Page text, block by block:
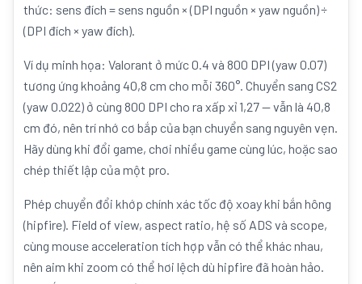
thức: sens đích = sens nguồn × (DPI nguồn × yaw nguồn) ÷
(DPI đích × yaw đích).
Ví dụ minh họa: Valorant ở mức 0.4 và 800 DPI (yaw 0.07)
tương ứng khoảng 40,8 cm cho mỗi 360°. Chuyển sang CS2
(yaw 0.022) ở cùng 800 DPI cho ra xấp xỉ 1,27 — vẫn là 40,8
cm đó, nên trí nhớ cơ bắp của bạn chuyển sang nguyên vẹn.
Hãy dùng khi đổi game, chơi nhiều game cùng lúc, hoặc sao
chép thiết lập của một pro.
Phép chuyển đổi khớp chính xác tốc độ xoay khi bắn hông
(hipfire). Field of view, aspect ratio, hệ số ADS và scope,
cùng mouse acceleration tích hợp vẫn có thể khác nhau,
nên aim khi zoom có thể hơi lệch dù hipfire đã hoàn hảo.